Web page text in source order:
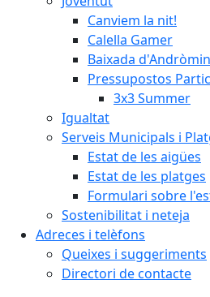
Canviem la nit!
Calella Gamer
Baixada
Pressupostos
3x3 Summer
Igualtat
Serveis Municipals i
Estat de les aigües
Estat de les platges
Formulari sobre
Sostenibilitat i neteja
Adreces i telèfons
Queixes i suggeriments
Directori de contacte